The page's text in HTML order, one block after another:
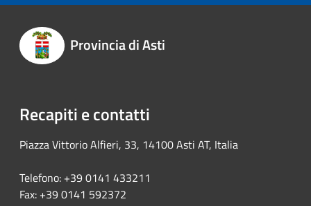
Provincia di Asti
Recapiti e contatti
Piazza Vittorio Alfieri, 33, 14100 Asti AT, Italia
Telefono: +39 0141 433211
Fax: +39 0141 592372